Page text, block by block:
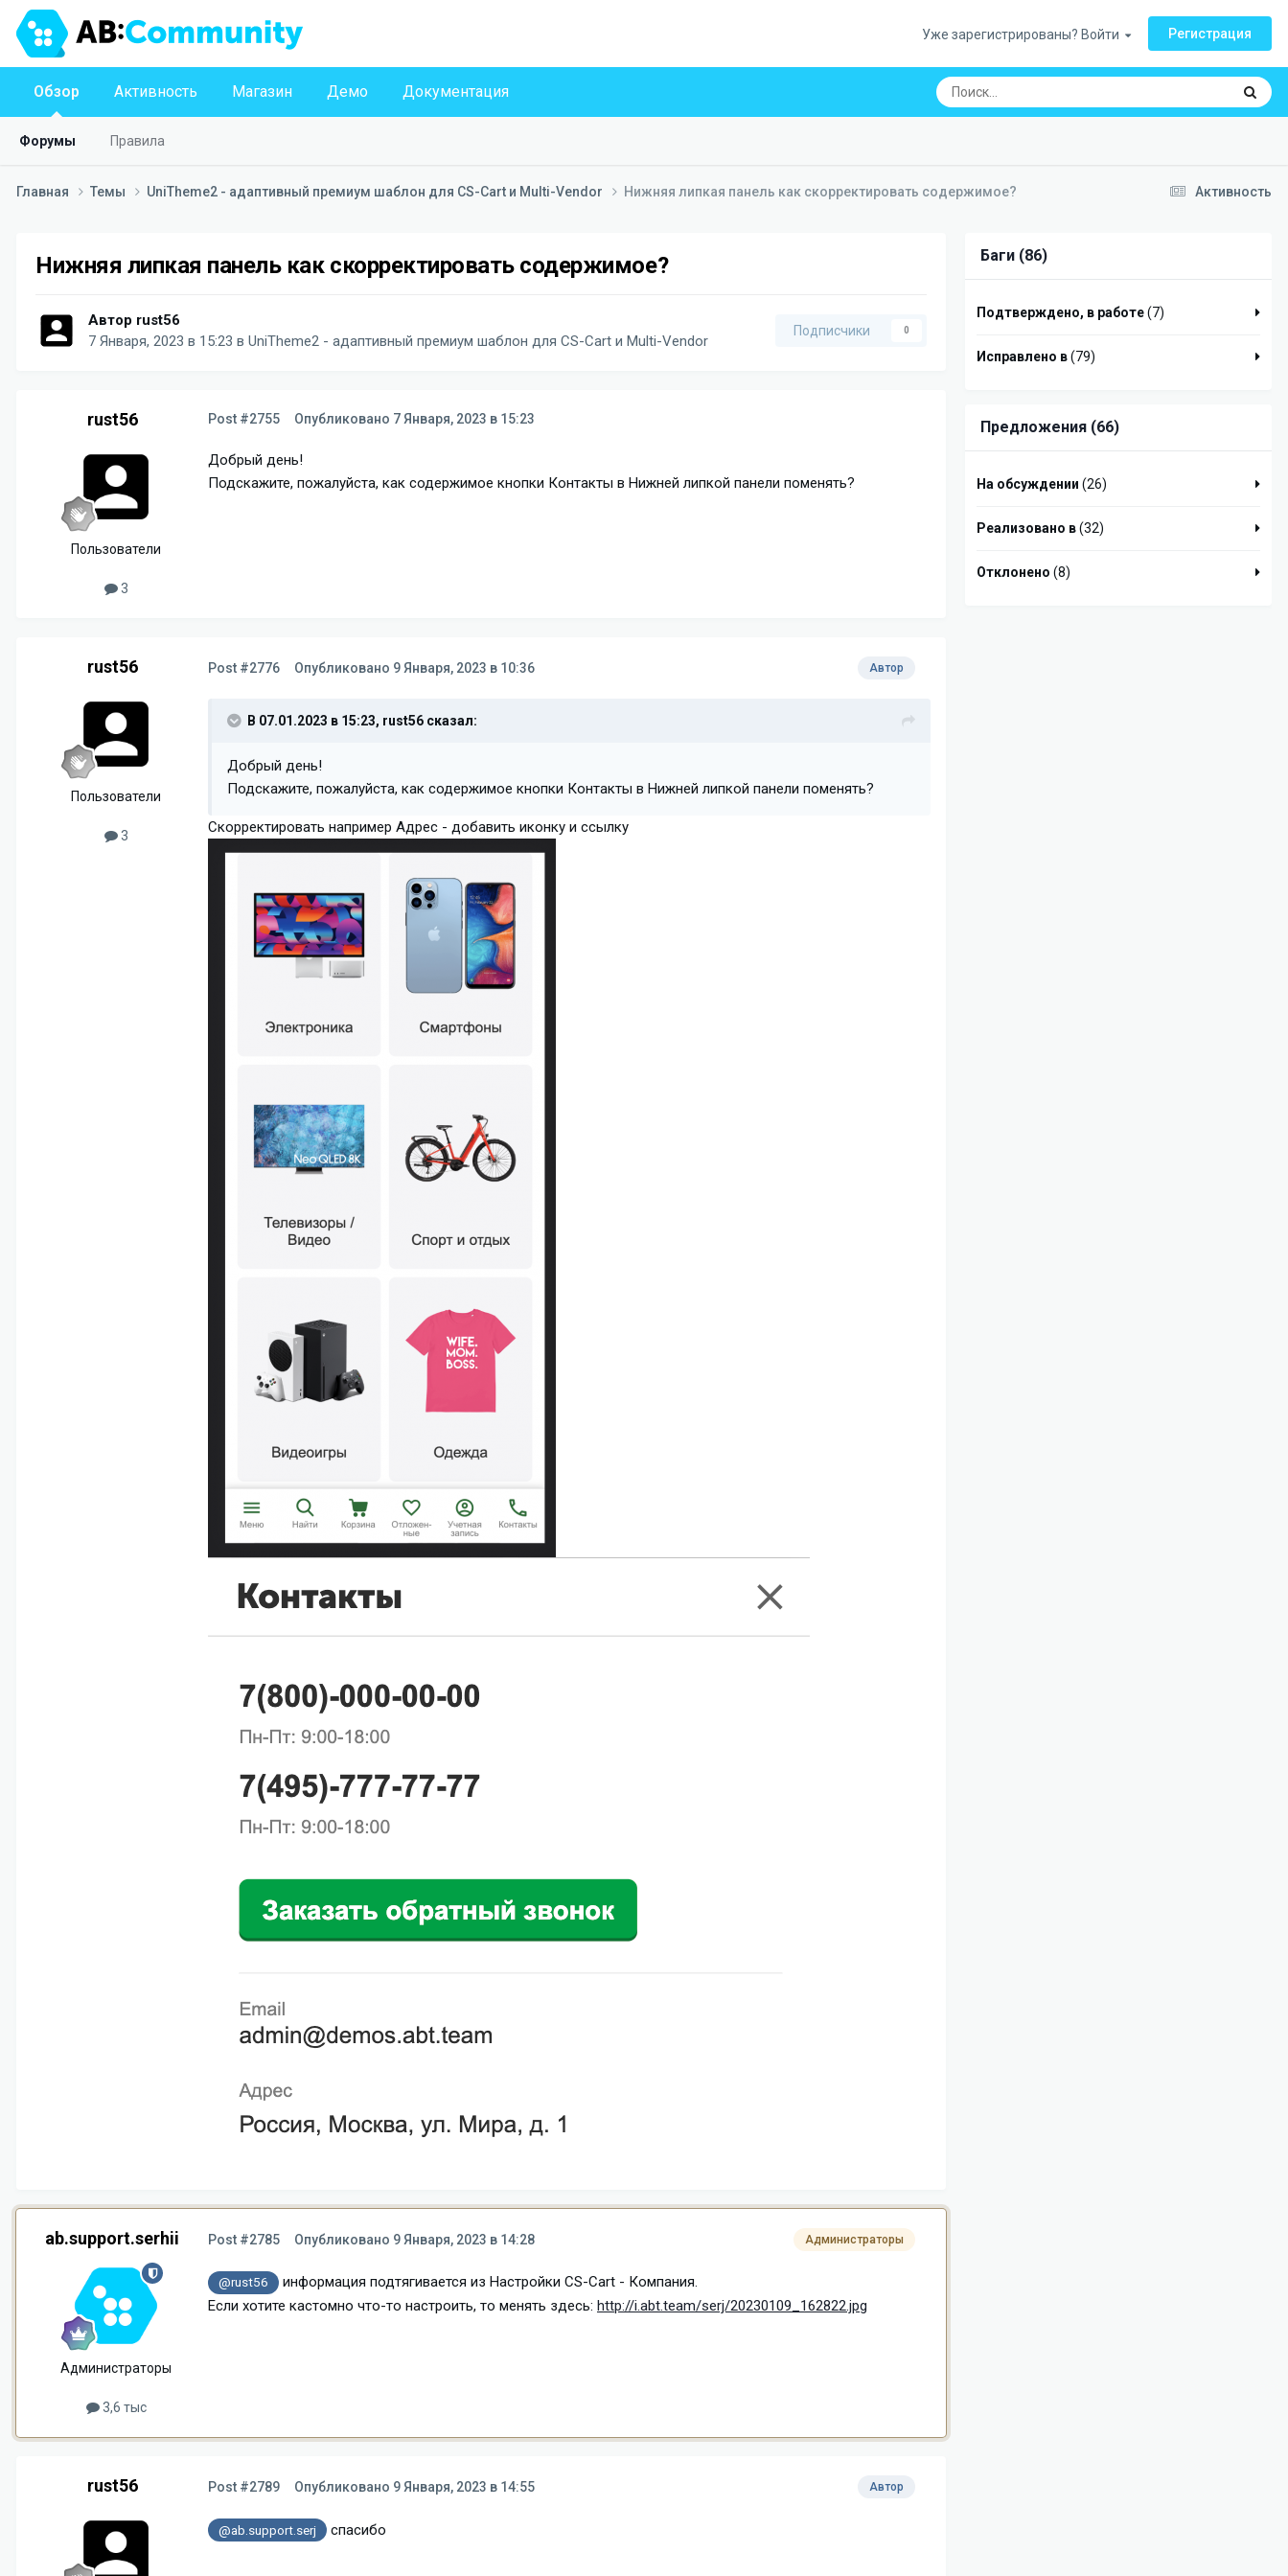
Уже зарегистрированы? Войти Регистрация
Обзор
Форумы Правила
Активность Магазин Демо Документация
Активность
Главная Темы UniTheme2 - адаптивный премиум шаблон для CS-Cart и Multi-Vendor Нижняя липкая панель как скорректировать содержимое?
Нижняя липкая панель как скорректировать содержимое?
Автор rust56
7 Января, 2023 в 15:23 в UniTheme2 - адаптивный премиум шаблон для CS-Cart и Multi-Vendor
Подписчики 0
rust56
Пользователи
3
Post #2755 Опубликовано 7 Января, 2023 в 15:23
Добрый день!
Подскажите, пожалуйста, как содержимое кнопки Контакты в Нижней липкой панели поменять?
rust56
Пользователи
3
Автор
Post #2776 Опубликовано 9 Января, 2023 в 10:36
В 07.01.2023 в 15:23, rust56 сказал:
Добрый день!
Подскажите, пожалуйста, как содержимое кнопки Контакты в Нижней липкой панели поменять?
Скорректировать например Адрес - добавить иконку и ссылку
ab.support.serhii
Администраторы
3,6 тыс
Администраторы
Post #2785 Опубликовано 9 Января, 2023 в 14:28
@rust56
информация подтягивается из Настройки CS-Cart - Компания.
Если хотите кастомно что-то настроить, то менять здесь: http://i.abt.team/serj/20230109_162822.jpg
rust56 Автор
Post #2789 Опубликовано 9 Января, 2023 в 14:55
@ab.support.serj спасибо
Баги (86)
Подтверждено, в работе(7)
Исправлено в(79)
Предложения (66)
На обсуждении (26)
Реализовано в(32)
Отклонено (8)